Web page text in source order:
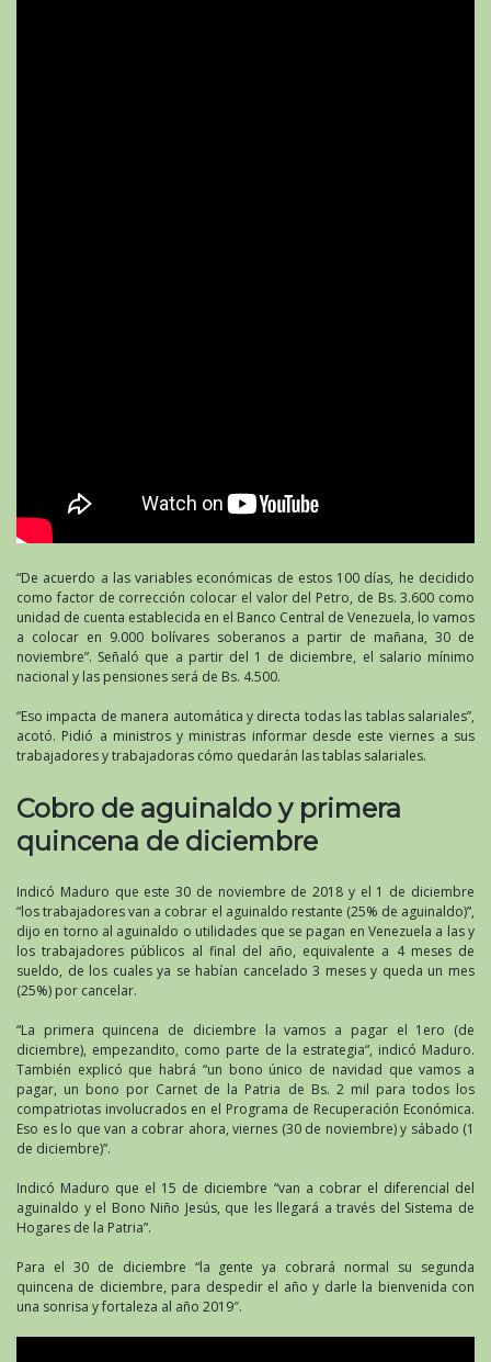
“De acuerdo a las variables económicas de estos 100 días, he decidido
como factor de corrección colocar el valor del Petro, de Bs. 3.600 como
unidad de cuenta establecida en el Banco Central de Venezuela, lo vamos
a colocar en 9.000 bolívares soberanos a partir de mañana, 30 de
noviembre”. Señaló que a partir del 1 de diciembre, el salario mínimo
nacional y las pensiones será de Bs. 4.500.
“Eso impacta de manera automática y directa todas las tablas salariales”,
acotó. Pidió a ministros y ministras informar desde este viernes a sus
trabajadores y trabajadoras cómo quedarán las tablas salariales.
Cobro de aguinaldo y primera
quincena de diciembre
Indicó Maduro que este 30 de noviembre de 2018 y el 1 de diciembre
“los trabajadores van a cobrar el aguinaldo restante (25% de aguinaldo)”,
dijo en torno al aguinaldo o utilidades que se pagan en Venezuela a las y
los trabajadores públicos al final del año, equivalente a 4 meses de
sueldo, de los cuales ya se habían cancelado 3 meses y queda un mes
(25%) por cancelar.
“La primera quincena de diciembre la vamos a pagar el 1ero (de
diciembre), empezandito, como parte de la estrategia“, indicó Maduro.
También explicó que habrá “un bono único de navidad que vamos a
pagar, un bono por Carnet de la Patria de Bs. 2 mil para todos los
compatriotas involucrados en el Programa de Recuperación Económica.
Eso es lo que van a cobrar ahora, viernes (30 de noviembre) y sábado (1
de diciembre)”.
Indicó Maduro que el 15 de diciembre “van a cobrar el diferencial del
aguinaldo y el Bono Niño Jesús, que les llegará a través del Sistema de
Hogares de la Patria”.
Para el 30 de diciembre “la gente ya cobrará normal su segunda
quincena de diciembre, para despedir el año y darle la bienvenida con
una sonrisa y fortaleza al año 2019″.